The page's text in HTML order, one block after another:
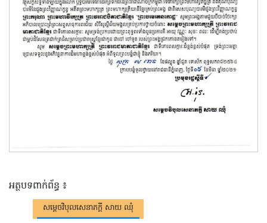
អត្ថបទពាក់ព័ន្ធ ៖
សម្តេចវិបុលសេនាភក្តី សាយ ឈុំ